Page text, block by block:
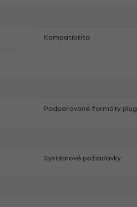
Kompatibilita
Podporované formáty
Systémové požiadavky